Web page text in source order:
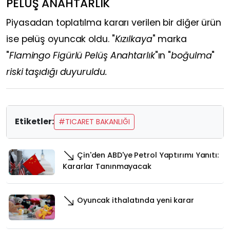
PELUŞ ANAHTARLIK
Piyasadan toplatılma kararı verilen bir diğer ürün
ise pelüş oyuncak oldu. "Kızılkaya" marka
"Flamingo Figürlü Pelüş Anahtarlık"ın "boğulma"
riski taşıdığı duyuruldu.
Etiketler: #TICARET BAKANLIĞI
Çin'den ABD'ye Petrol Yaptırımı Yanıtı:
Kararlar Tanınmayacak
Oyuncak ithalatında yeni karar